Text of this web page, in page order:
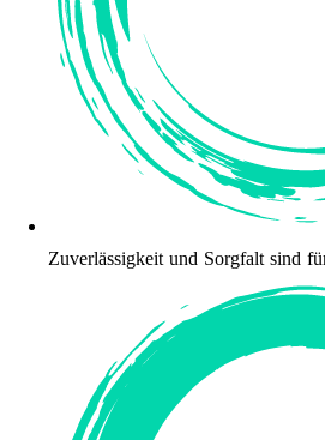
Zuverlässigkeit und Sorgfalt sind